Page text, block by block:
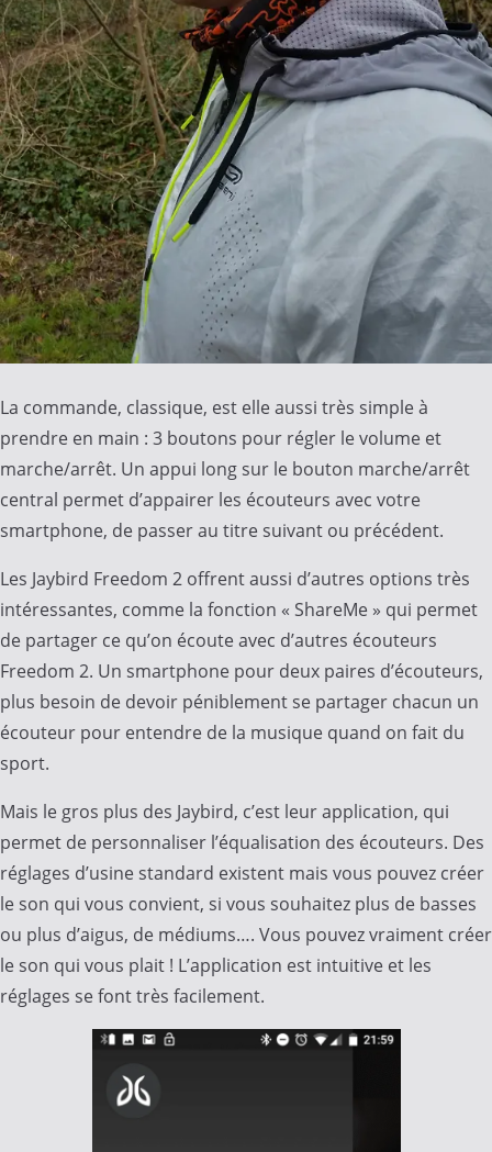
La commande, classique, est elle aussi très simple à
prendre en main : 3 boutons pour régler le volume et
marche/arrêt. Un appui long sur le bouton marche/arrêt
central permet d’appairer les écouteurs avec votre
smartphone, de passer au titre suivant ou précédent.
Les Jaybird Freedom 2 offrent aussi d’autres options très
intéressantes, comme la fonction « ShareMe » qui permet
de partager ce qu’on écoute avec d’autres écouteurs
Freedom 2. Un smartphone pour deux paires d’écouteurs,
plus besoin de devoir péniblement se partager chacun un
écouteur pour entendre de la musique quand on fait du
sport.
Mais le gros plus des Jaybird, c’est leur application, qui
permet de personnaliser l’équalisation des écouteurs. Des
réglages d’usine standard existent mais vous pouvez créer
le son qui vous convient, si vous souhaitez plus de basses
ou plus d’aigus, de médiums…. Vous pouvez vraiment créer
le son qui vous plait ! L’application est intuitive et les
réglages se font très facilement.